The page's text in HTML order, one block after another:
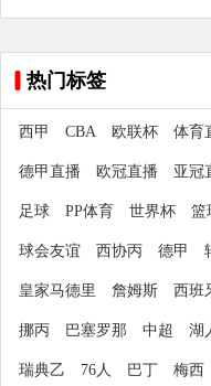
热门标签
西甲 CBA 欧联杯 体育
德甲直播 欧冠直播 亚冠
足球 PP体育 世界杯 篮
球会友谊 西协丙 德甲
皇家马德里 詹姆斯 西班
挪丙 巴塞罗那 中超 湖
瑞典乙 76人 巴丁 梅西